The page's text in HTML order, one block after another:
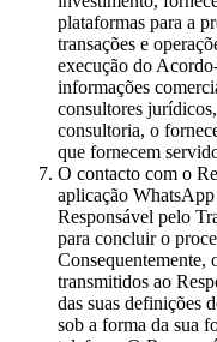
plataformas para a
transações e
execução do
informações
consultores
consultoria, o
que fornecem
O contacto com o
aplicação
Responsável pelo
para concluir o
Consequentemente,
transmitidos ao
das suas definições
sob a forma da sua